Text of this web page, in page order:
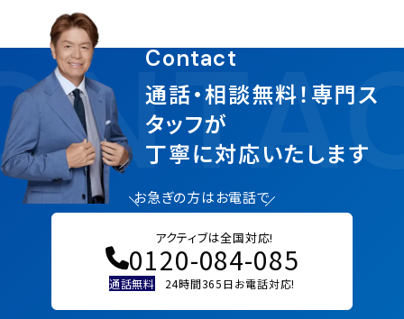
Contact
通話・相談無料！専門ス
タッフが
丁寧に対応いたします
お急ぎの方はお電話で
アクティブは全国対応!
0120-084-085
通話無料 24時間365日お電話対応!